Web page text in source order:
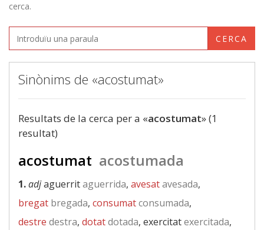
cerca.
CERCA
Sinònims de «acostumat»
Resultats de la cerca per a «acostumat» (1
resultat)
acostumat acostumada
1.adjaguerritaguerrida, avesatavesada,
bregat bregada, consumatconsumada,
destre destra, dotatdotada, exercitatexercitada,